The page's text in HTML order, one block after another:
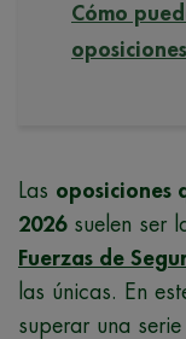
Cómo
Las oposiciones
2026suelen ser
Fuerzas de
las únicas.
En
superar una